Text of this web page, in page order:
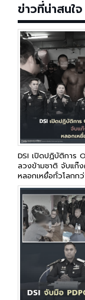
ข่าวที่น่าสนใจ
DSI เปิดปฏิบัติการ
ลวงข้ามชาติ จับแก๊
หลอกเหยื่อทั่วโลกก